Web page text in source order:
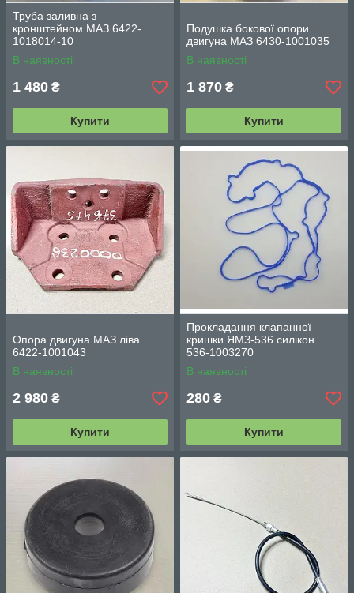
Труба заливна з
кронштейном МАЗ 6422-
1018014-10
В наявності
1 480 ₴
Купити
Подушка бокової опори
двигуна МАЗ 6430-1001035
В наявності
1 870 ₴
Купити
Опора двигуна МАЗ ліва
6422-1001043
В наявності
2 980 ₴
Купити
Прокладання клапанної
кришки ЯМЗ-536 силікон.
536-1003270
В наявності
280 ₴
Купити